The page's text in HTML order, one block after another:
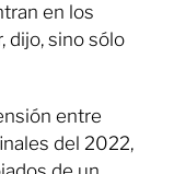
en los
dijo, sino sólo
entre
del 2022,